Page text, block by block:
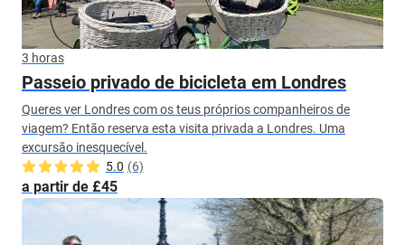
3 horas
Passeio privado de bicicleta em Londres
Queres ver Londres com os teus próprios companheiros de
viagem? Então reserva esta visita privada a Londres. Uma
excursão inesquecível.
5.0 (6)
a partir de £45